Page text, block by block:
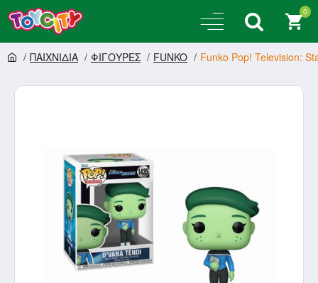
0
ΠΑΙΧΝΙΔΙΑ ΦΙΓΟΥΡΕΣ FUNKO Funko Pop! Television: